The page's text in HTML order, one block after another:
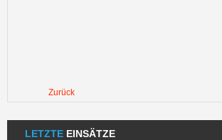
Zurück
LETZTE EINSÄTZE